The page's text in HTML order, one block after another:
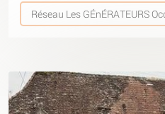
Réseau Les GÉnÉRATEURS